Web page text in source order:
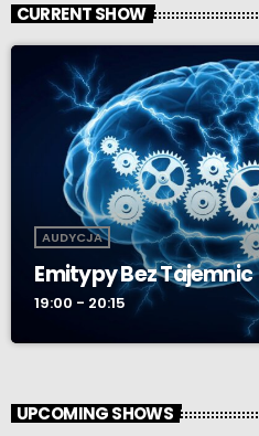
CURRENT SHOW
AUDYCJA
Emitypy Bez Tajemnic
19:00 - 20:15
UPCOMING SHOWS